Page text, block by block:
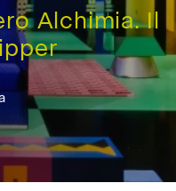
Alchimia. Il